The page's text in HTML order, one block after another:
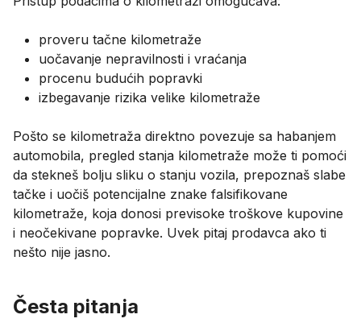
proveru tačne kilometraže
uočavanje nepravilnosti i vraćanja
procenu budućih popravki
izbegavanje rizika velike kilometraže
Pošto se kilometraža direktno povezuje sa habanjem
automobila, pregled stanja kilometraže može ti pomoći
da stekneš bolju sliku o stanju vozila, prepoznaš slabe
tačke i uočiš potencijalne znake falsifikovane
kilometraže, koja donosi previsoke troškove kupovine
i neočekivane popravke. Uvek pitaj prodavca ako ti
nešto nije jasno.
Česta pitanja